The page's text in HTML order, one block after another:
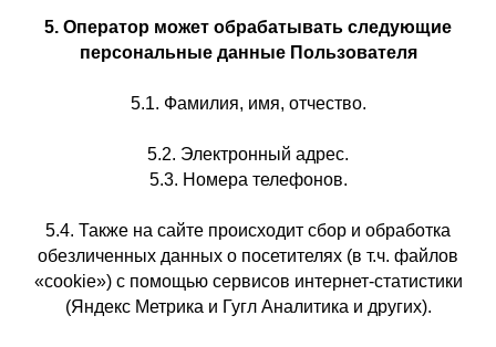
5. Оператор может обрабатывать следующие
персональные данные Пользователя
5.1. Фамилия, имя, отчество.
5.2. Электронный адрес.
5.3. Номера телефонов.
5.4. Также на сайте происходит сбор и обработка
обезличенных данных о посетителях (в т.ч. файлов
«cookie») с помощью сервисов интернет-статистики
(Яндекс Метрика и Гугл Аналитика и других).